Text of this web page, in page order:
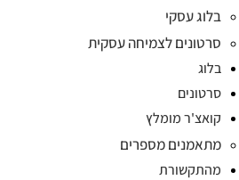
בלוג עסקי
סרטונים לצמיחה עסקית
בלוג
סרטונים
קואצ'ר מומלץ
מתאמנים מספרים
מהתקשורת